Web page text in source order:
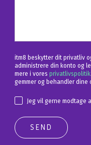
itm8 beskytter dit privatliv
administrere din konto og
mere i vores privatlivspolitik
gemmer og behandler
Jeg vil gerne modtage